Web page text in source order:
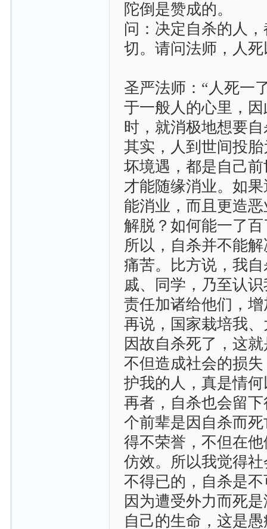
陀倒是赞成的。
问：决定自杀的人
切。请问法师，人
圣严法师：“人死一
于一般人的心里，
时，就消极地想要
其实，人到世间投
坏境遇，都是自己
才能随缘消业。如
能消业，而且更造
解脱？如何能一了
所以，自杀并不能
痛苦。比方说，我
戚、同学，乃至认
责任加诸给他们，
再说，国家栽培我
因故自杀死了，这
不但造成社会的损
护我的人，真是情
再者，自杀也会留
个前辈是因自杀而
得不荣誉，不但在
仿效。所以我觉得
不得已的，自杀是
因为遭受外力而死
自己的生命，这是